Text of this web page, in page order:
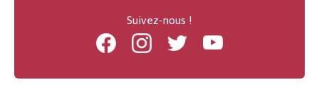
Suivez-nous !
FacebookInstagramTwitter Youtube